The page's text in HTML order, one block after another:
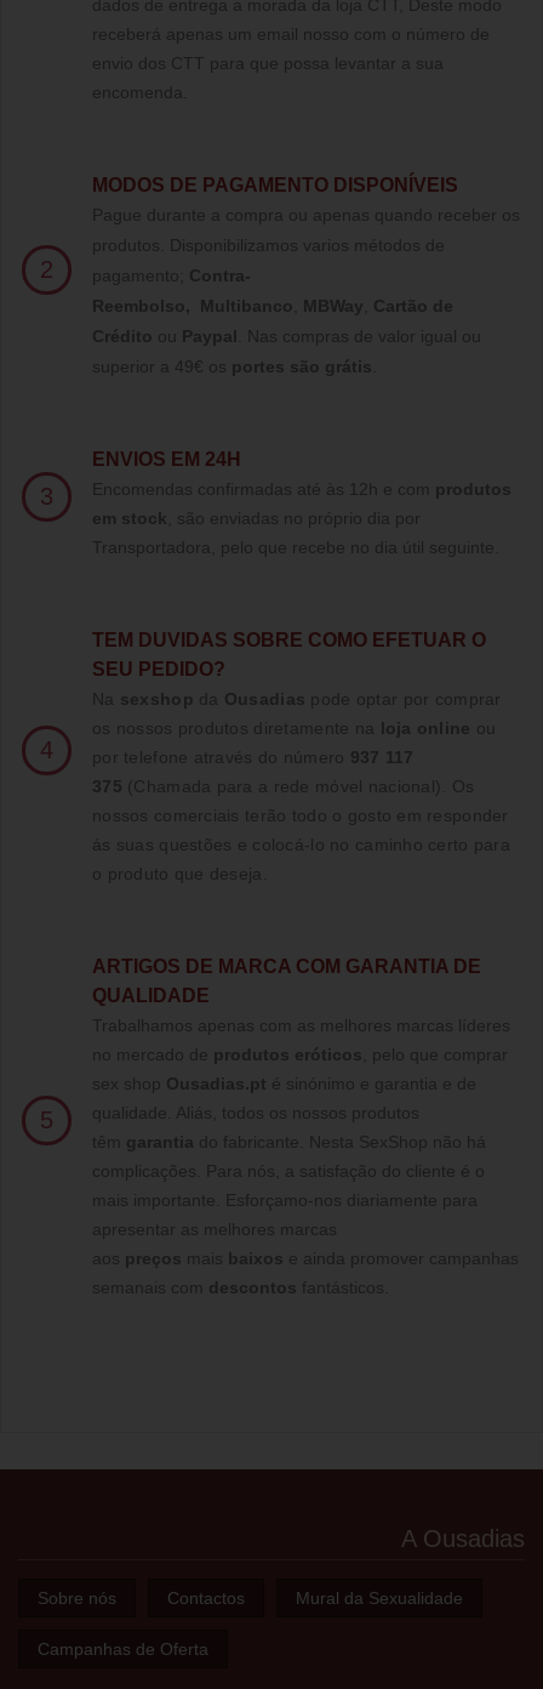
dados de entrega a morada da loja CTT, Deste modo
receberá apenas um email nosso com o número de
envio dos CTT para que possa levantar a sua
encomenda.
2
MODOS DE PAGAMENTO DISPONÍVEIS
Pague durante a compra ou apenas quando receber os
produtos. Disponibilizamos varios métodos de
pagamento; Contra-
Reembolso, Multibanco MBWay
Cartão de
Crédito ou Paypal
Nas compras de valor igual ou
superior a 49€ os portes são grátis
3
ENVIOS EM 24H
Encomendas confirmadas até às 12h e com produtos
em stock , são enviadas no próprio dia por
Transportadora, pelo que recebe no dia útil seguinte.
4
TE M DUVIDAS SOBRE COMO EFETUAR O
SEU PEDIDO?
Na sexshop da Ousadias pode optar por comprar
os nossos produtos diretamente na loja online ou
por telefone através do número 937 117
375 (Chamada para a rede móvel nacional)
. Os
nossos comerciais terão todo o gosto em responder
ás suas questões e colocá-lo no caminho certo para
o produto que deseja.
5
ARTIGOS DE MARCA COM GARANTIA DE
QUALIDADE
Trabalhamos apenas com as melhores marcas líderes
no mercado de produtos eróticos , pelo que comprar
sex shop Ousadias.pt é sinónimo e garantia e de
qualidade. Aliás, todos os nossos produtos
têm garantia do fabricante. Nesta SexShop não há
complicações. Para nós, a satisfação do cliente é o
mais importante. Esforçamo-nos diariamente para
apresentar as melhores marcas
aos preços mais baixos e ainda promover campanhas
semanais com descontos fantásticos.
A Ousadias
Sobre nós Contactos Mural da Sexualidade
Campanhas de Oferta